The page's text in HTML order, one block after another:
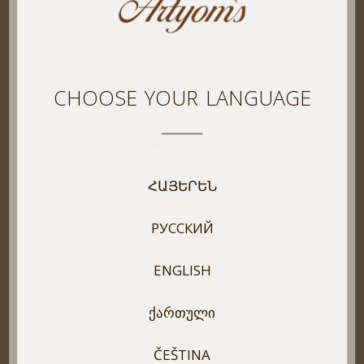
CHOOSE YOUR LANGUAGE
ՀԱՅԵՐԵՆ
РУССКИЙ
ENGLISH
ᲥᲐᲠᲗᲣᲚᲘ
ČEŠTINA